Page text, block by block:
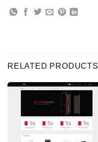
RELATED PRODUCTS